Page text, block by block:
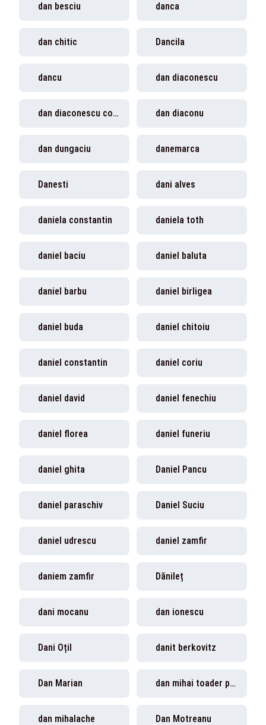
dan besciu danca
dan chitic Dancila
dancu dan diaconescu
dan diaconescu condamnat dan diaconu
dan dungaciu danemarca
Danesti dani alves
daniela constantin daniela toth
daniel baciu daniel baluta
daniel barbu daniel birligea
daniel buda daniel chitoiu
daniel constantin daniel coriu
daniel david daniel fenechiu
daniel florea daniel funeriu
daniel ghita Daniel Pancu
daniel paraschiv Daniel Suciu
daniel udrescu daniel zamfir
daniem zamfir Dănileț
dani mocanu dan ionescu
Dani Oțil danit berkovitz
Dan Marian dan mihai toader poșta română
dan mihalache Dan Motreanu